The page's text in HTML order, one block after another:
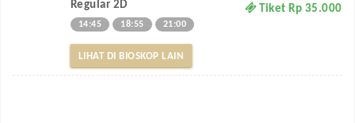
Regular 2D Tiket Rp 35.000
14:45 18:55 21:00
LIHAT DI BIOSKOP LAIN